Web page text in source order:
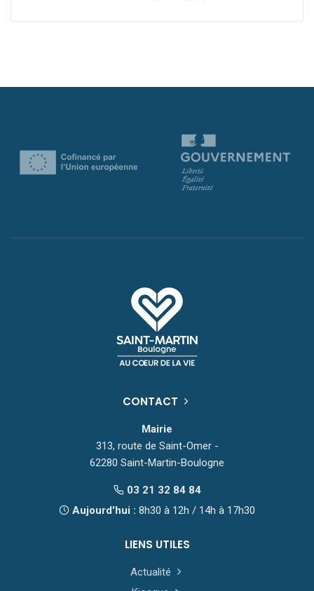
CONTACT
Mairie
313, route de Saint-Omer -
62280 Saint-Martin-Boulogne
03 21 32 84 84
Aujourd'hui : 8h30 à 12h / 14h à 17h30
LIENS UTILES
Actualité